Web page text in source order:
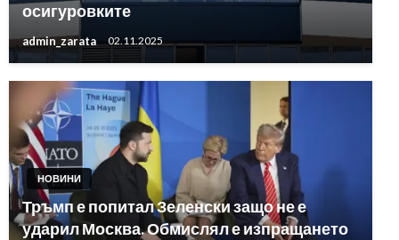
осигуровките
admin_zarata 02.11.2025
НОВИНИ
Тръмп е попитал Зеленски защо не е
ударил Москва. Обмислял е изпращането